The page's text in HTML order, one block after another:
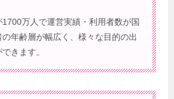
万人で運営実績・利用者数が国
年齢層が幅広く、様々な目的の出
きます。